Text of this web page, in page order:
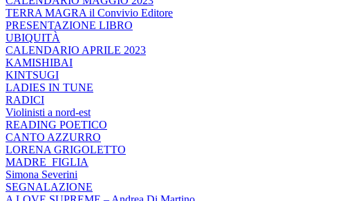
TERRA MAGRA il Convivio Editore
PRESENTAZIONE LIBRO
UBIQUITÀ
CALENDARIO APRILE 2023
KAMISHIBAI
KINTSUGI
LADIES IN TUNE
RADICI
Violinisti a nord-est
READING POETICO
CANTO AZZURRO
LORENA GRIGOLETTO
MADRE_FIGLIA
Simona Severini
SEGNALAZIONE